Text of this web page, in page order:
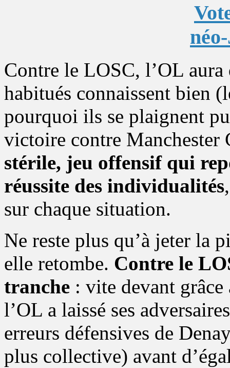
Contre le LOSC, l’OL
habitués connaissent bien
pourquoi ils se plaignent
victoire contre
stérile, jeu offensif qui
réussite des individualités
sur chaque situation.
Ne reste plus qu’à jeter la
elle retombe. Contre le
tranche : vite devant grâce
l’OL a laissé ses
erreurs défensives de
plus collective) avant